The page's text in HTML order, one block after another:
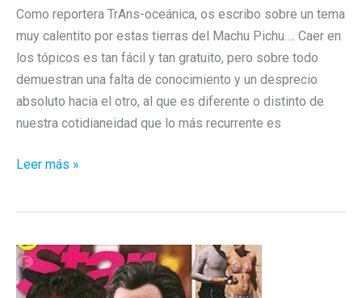
Como reportera TrAns-oceánica, os escribo sobre un tema
muy calentito por estas tierras del Machu Pichu…. Caer en
los tópicos es tan fácil y tan gratuito, pero sobre todo
demuestran una falta de conocimiento y un desprecio
absoluto hacia el otro, al que es diferente o distinto de
nuestra cotidianeidad que lo más recurrente es
Tópicos
naaaada
Leer más »